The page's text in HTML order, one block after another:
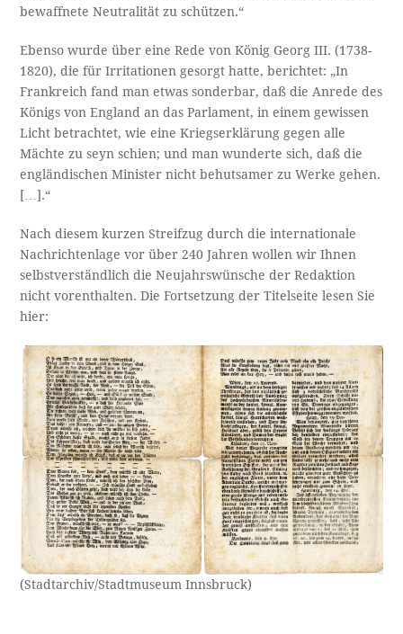
bewaffnete Neutralität zu schützen.“
Ebenso wurde über eine Rede von König Georg III. (1738-
1820), die für Irritationen gesorgt hatte, berichtet: „In
Frankreich fand man etwas sonderbar, daß die Anrede des
Königs von England an das Parlament, in einem gewissen
Licht betrachtet, wie eine Kriegserklärung gegen alle
Mächte zu seyn schien; und man wunderte sich, daß die
engländischen Minister nicht behutsamer zu Werke gehen.
[…].“
Nach diesem kurzen Streifzug durch die internationale
Nachrichtenlage vor über 240 Jahren wollen wir Ihnen
selbstverständlich die Neujahrswünsche der Redaktion
nicht vorenthalten. Die Fortsetzung der Titelseite lesen Sie
hier:
(Stadtarchiv/Stadtmuseum Innsbruck)